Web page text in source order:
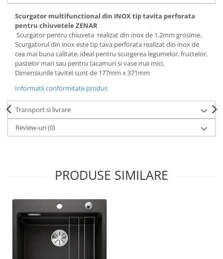
Scurgator multifunctional din INOX tip tavita perforata
pentru chiuvetele ZENAR
Scurgator pentru chiuveta realizat din inox de 1.2mm grosime.
Scurgatorul din inox este tip tava perforata realizat din inox de
cea mai buna calitate, ideal pentru scurgerea legumelor, fructelor,
pastelor mari sau pentru tacamuri si vase mai mici.
Dimensiunile tavitei sunt de 177mm x 371mm
Informatii conformitate produs
Transport si livrare
Review-uri(0)
PRODUSE SIMILARE